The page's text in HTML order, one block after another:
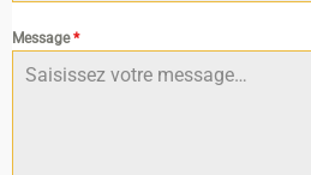
Message*